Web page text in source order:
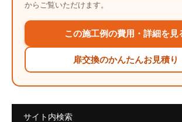
からご覧いただけます。
この施工例の費用・詳細を
扉交換のかんたんお見積
サイト内検索